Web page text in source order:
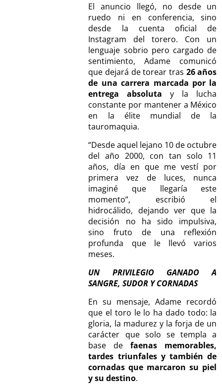
El anuncio llegó, no desde un
ruedo ni en conferencia, sino
desde la cuenta oficial de
Instagram del torero. Con un
lenguaje sobrio pero cargado de
sentimiento, Adame comunicó
que dejará de torear tras 26 años
de una carrera marcada por la
entrega absoluta y la lucha
constante por mantener a México
en la élite mundial de la
tauromaquia.
“Desde aquel lejano 10 de octubre
del año 2000, con tan solo 11
años, día en que me vestí por
primera vez de luces, nunca
imaginé que llegaría este
momento”, escribió el
hidrocálido, dejando ver que la
decisión no ha sido impulsiva,
sino fruto de una reflexión
profunda que le llevó varios
meses.
UN PRIVILEGIO GANADO A
SANGRE, SUDOR Y CORNADAS
En su mensaje, Adame recordó
que el toro le lo ha dado todo: la
gloria, la madurez y la forja de un
carácter que solo se templa a
base defaenas memorables,
tardes triunfales y también de
cornadas que marcaron su piel
y su destino.